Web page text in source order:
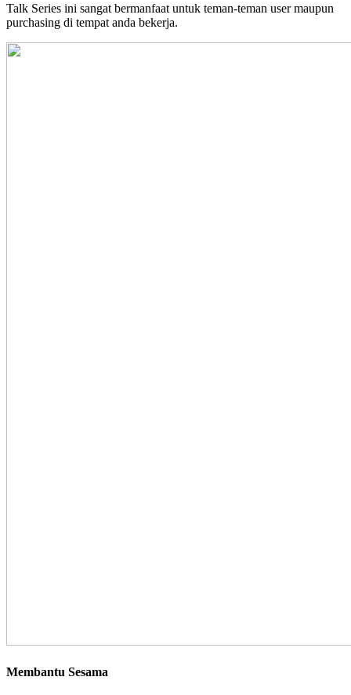
Talk Series ini sangat bermanfaat untuk teman-teman user maupun
purchasing di tempat anda bekerja.
Membantu Sesama